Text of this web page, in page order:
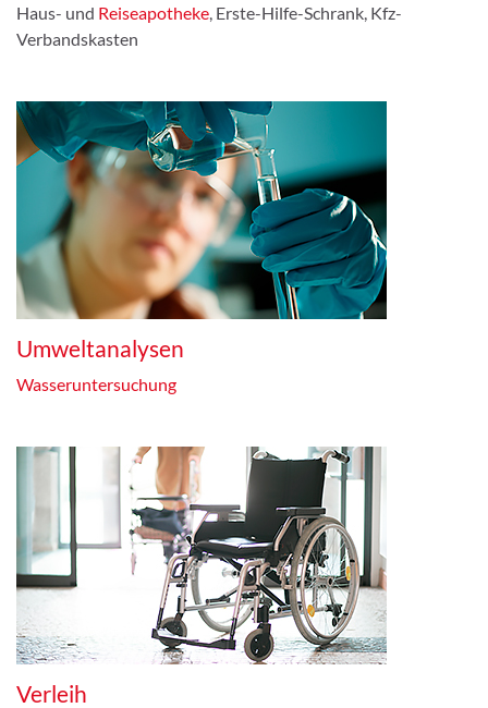
Haus- und Reiseapotheke, Erste-Hilfe-Schrank, Kfz-
Verbandskasten
Umweltanalysen
Wasseruntersuchung
Verleih